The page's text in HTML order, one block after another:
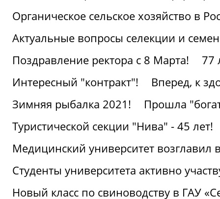
Органическое сельское хозяйство в
Актуальные вопросы селекции и
Поздравление ректора с 8 Марта!
77
Интересный "контракт"!
Вперед, к
Зимняя рыбалка 2021!
Прошла
Туристической секции "Нива" - 45 лет!
Медицинский университет возглавил
Студенты университета активно
Новый класс по свиноводству в ГАУ